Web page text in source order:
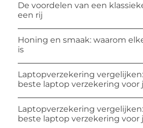
De voordelen van een
een rij
Honing en smaak: waarom
is
Laptopverzekering
beste laptop verzekering voor
Laptopverzekering
beste laptop verzekering voor